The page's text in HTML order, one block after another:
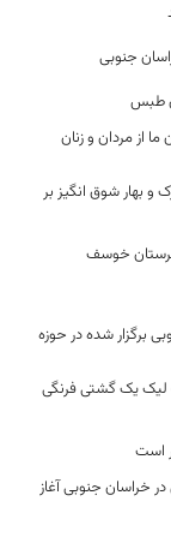
طبس
از مردان و زنان
و بهار شوق انگیز بر
خوسف
برگزار شده در حوزه
لیک یک گشتی فرنگی
است
خراسان جنوبی آغاز